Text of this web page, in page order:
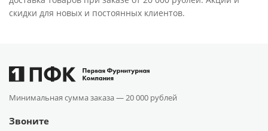
скидки для новых и постоянных клиентов.
Минимальная сумма заказа —20 000 рублей
Звоните